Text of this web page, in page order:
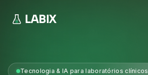
LABIX
Tecnologia & IA para laboratórios clínicos